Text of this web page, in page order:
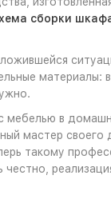
сборки
материалы:
мебелью в
мастер
такому